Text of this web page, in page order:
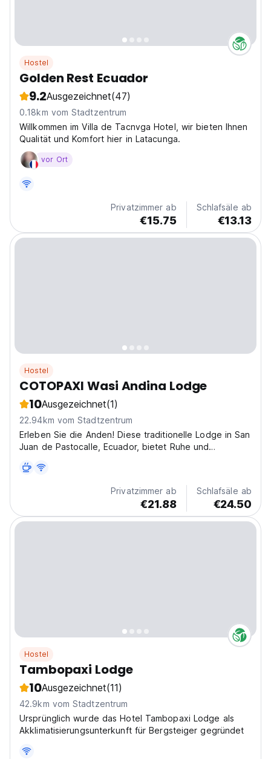
Hostel
Golden Rest Ecuador
9.2Ausgezeichnet(47)
0.18km vom Stadtzentrum
Willkommen im Villa de Tacnvga Hotel, wir bieten Ihnen
Qualität und Komfort hier in Latacunga.
vor Ort
Privatzimmer ab
€15.75
Schlafsäle ab
€13.13
Hostel
COTOPAXI Wasi Andina Lodge
10Ausgezeichnet(1)
22.94km vom Stadtzentrum
Erleben Sie die Anden! Diese traditionelle Lodge in San
Juan de Pastocalle, Ecuador, bietet Ruhe und
dieser einzigartigen Lodge aus. (Auto-translated from
Privatzimmer ab
€21.88
Schlafsäle ab
€24.50
Hostel
Tambopaxi Lodge
10Ausgezeichnet(11)
42.9km vom Stadtzentrum
Ursprünglich wurde das Hotel Tambopaxi Lodge als
Akklimatisierungsunterkunft für Bergsteiger gegründet